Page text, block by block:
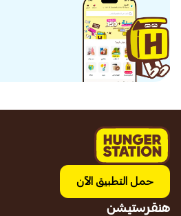
حمل التطبيق الآن
هنقرستيشن